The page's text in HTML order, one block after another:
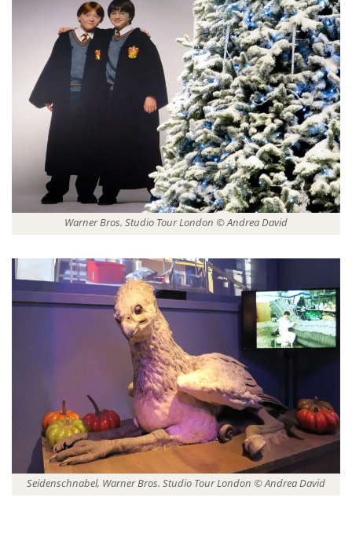
Warner Bros. Studio Tour London © Andrea David
Seidenschnabel, Warner Bros. Studio Tour London © Andrea David